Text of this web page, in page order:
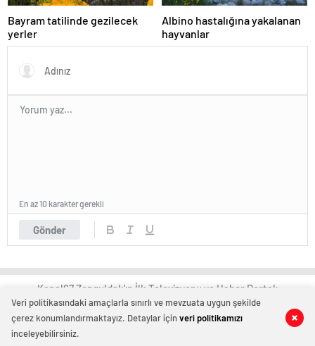
0 0
Bayram tatilinde gezilecek
yerler
Albino hastalığına yakalanan
hayvanlar
Gönder
En az 10 karakter gerekli
Kanal67 Zonguldak'ın İlk Televizyonu ve Haber Portalı
Veri politikasındaki amaçlarla sınırlı ve mevzuata uygun şekilde
çerez konumlandırmaktayız. Detaylar içinveri politikamızı
inceleyebilirsiniz.